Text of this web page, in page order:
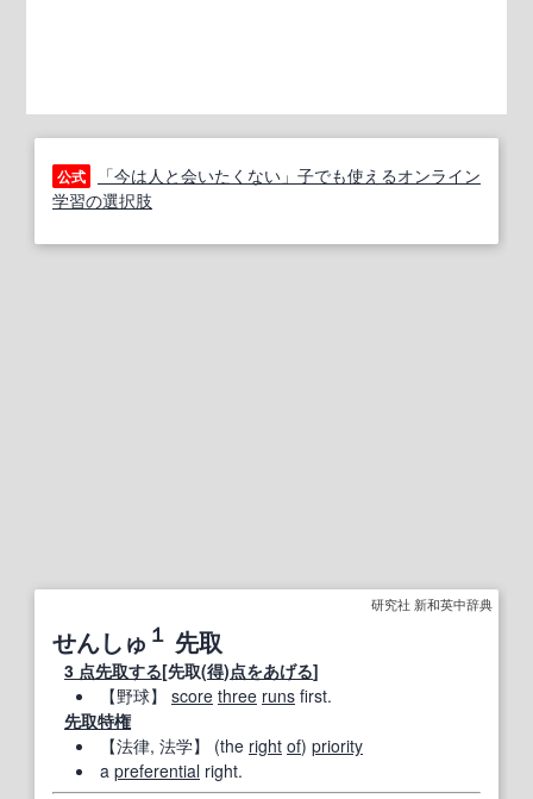
公式
「今は人と会いたくない」子でも使えるオンライン
学習の選択肢
研究社 新和英中辞典
せんしゅ １ 先取
3 点先取する[先取(得)点をあげる]
【野球】 score three runs first.
先取特権
【法律, 法学】
(the right of) priority
a preferential right.